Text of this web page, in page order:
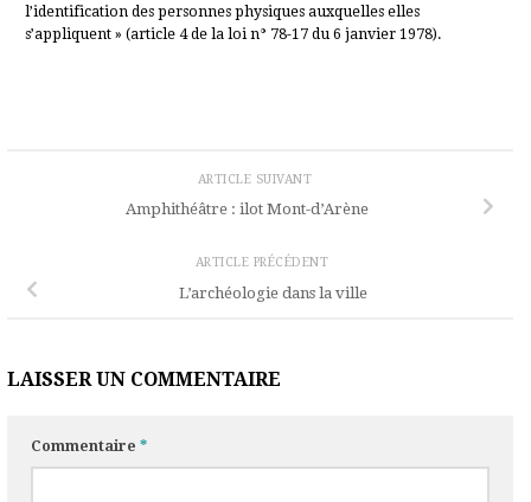
l’identification des personnes physiques auxquelles elles
s’appliquent » (article 4 de la loi n° 78-17 du 6 janvier 1978).
ARTICLE SUIVANT
Amphithéâtre : ilot Mont-d’Arène
ARTICLE PRÉCÉDENT
L’archéologie dans la ville
LAISSER UN COMMENTAIRE
Commentaire*